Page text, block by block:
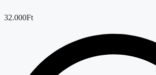
32.000Ft